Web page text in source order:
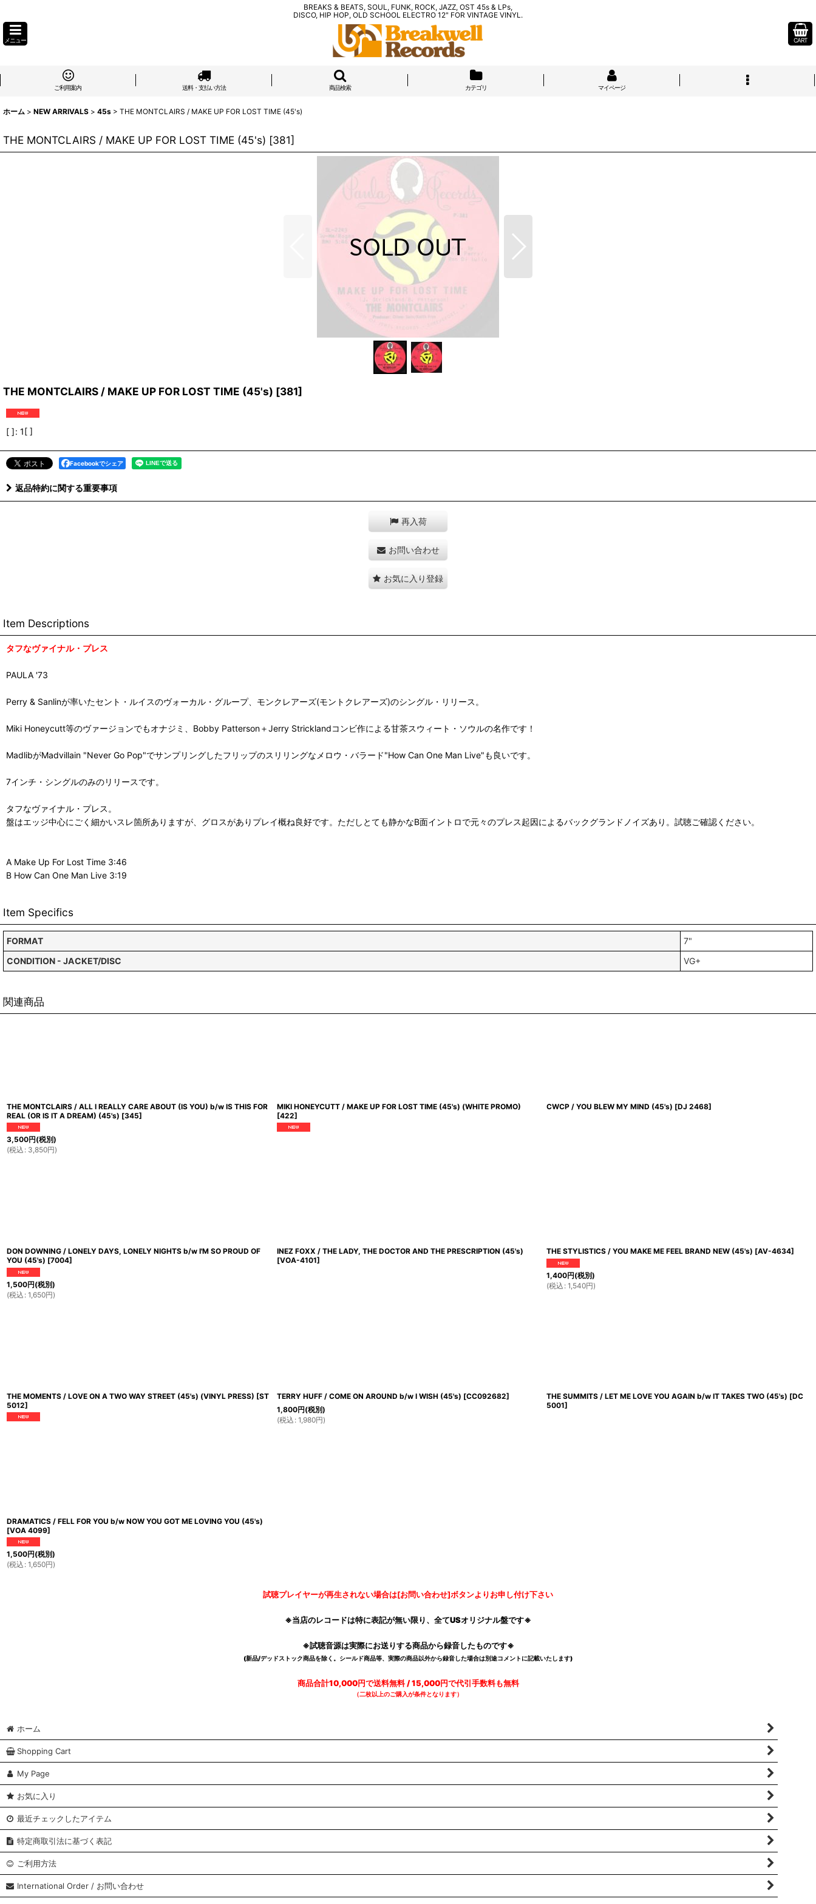
BREAKS & BEATS, SOUL, FUNK, ROCK, JAZZ, OST 45s & LPs,
DISCO, HIP HOP, OLD SCHOOL ELECTRO 12" FOR VINTAGE VINYL.
メニュー CART
ご利用案内 送料・支払い方法 商品検索 カテゴリ マイページ
ホーム > NEW ARRIVALS > 45s > THE MONTCLAIRS / MAKE UP FOR LOST TIME (45's)
THE MONTCLAIRS / MAKE UP FOR LOST TIME (45's) [381]
THE MONTCLAIRS / MAKE UP FOR LOST TIME (45's) [381]
[ ]: 1[ ]
Facebookでシェア
返品特約に関する重要事項
再入荷
お問い合わせ
お気に入り登録
Item Descriptions
タフなヴァイナル・プレス
PAULA '73
Perry & Sanlinが率いたセント・ルイスのヴォーカル・グループ、モンクレアーズ(モントクレアーズ)のシングル・リリース。
Miki Honeycutt等のヴァージョンでもオナジミ、Bobby Patterson＋Jerry Stricklandコンビ作による甘茶スウィート・ソウルの名作です！
MadlibがMadvillain "Never Go Pop"でサンプリングしたフリップのスリリングなメロウ・バラード"How Can One Man Live"も良いです。
7インチ・シングルのみのリリースです。
タフなヴァイナル・プレス。
盤はエッジ中心にごく細かいスレ箇所ありますが、グロスがありプレイ概ね良好です。ただしとても静かなB面イントロで元々のプレス起因によるバックグランドノイズあり。試聴ご確認ください。
A Make Up For Lost Time 3:46
B How Can One Man Live 3:19
Item Specifics
FORMAT
7"
CONDITION - JACKET/DISC
VG+
関連商品
THE MONTCLAIRS / ALL I REALLY CARE ABOUT (IS YOU) b/w IS THIS FOR
REAL (OR IS IT A DREAM) (45's) [345]
3,500円(税別)
(税込 : 3,850円)
MIKI HONEYCUTT / MAKE UP FOR LOST TIME (45's) (WHITE PROMO)
[422]
CWCP / YOU BLEW MY MIND (45's) [DJ 2468]
DON DOWNING / LONELY DAYS, LONELY NIGHTS b/w I'M SO PROUD OF
YOU (45's) [7004]
1,500円(税別)
(税込 : 1,650円)
INEZ FOXX / THE LADY, THE DOCTOR AND THE PRESCRIPTION (45's)
[VOA-4101]
THE STYLISTICS / YOU MAKE ME FEEL BRAND NEW (45's) [AV-4634]
1,400円(税別)
(税込 : 1,540円)
THE MOMENTS / LOVE ON A TWO WAY STREET (45's) (VINYL PRESS) [ST
5012]
TERRY HUFF / COME ON AROUND b/w I WISH (45's) [CC092682]
1,800円(税別)
(税込 : 1,980円)
THE SUMMITS / LET ME LOVE YOU AGAIN b/w IT TAKES TWO (45's) [DC
5001]
DRAMATICS / FELL FOR YOU b/w NOW YOU GOT ME LOVING YOU (45's)
[VOA 4099]
1,500円(税別)
(税込 : 1,650円)
試聴プレイヤーが再生されない場合は[お問い合わせ]ボタンよりお申し付け下さい
※当店のレコードは特に表記が無い限り、全てUSオリジナル盤です※
※試聴音源は実際にお送りする商品から録音したものです※
(新品/デッドストック商品を除く。シールド商品等、実際の商品以外から録音した場合は別途コメントに記載いたします)
商品合計10,000円で送料無料 / 15,000円で代引手数料も無料
（二枚以上のご購入が条件となります）
ホーム
Shopping Cart
My Page
お気に入り
最近チェックしたアイテム
特定商取引法に基づく表記
ご利用方法
International Order / お問い合わせ